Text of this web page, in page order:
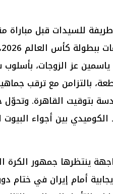
للسيدات قبل مباراة
ببطولة كأس العالم 2026
ياسمين عزالزوجات،
بالتزامن مع ترقب
بتوقيت القاهرة. وتحوّل
بين أجواء البيوت
ينتظرها جمهور الكرة
أمام إيران في ختام